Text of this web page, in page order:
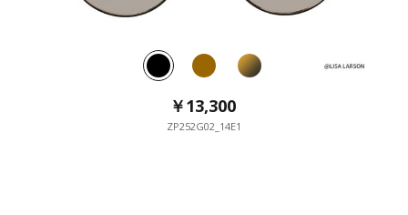
￥13,300
ZP252G02_14E1
￥13,300
￥13,300